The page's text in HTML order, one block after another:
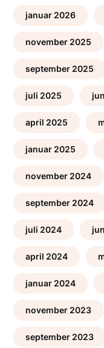
januar 2026
november 2025
september 2025
juli 2025
april 2025
januar 2025
november 2024
september 2024
juli 2024
april 2024
januar 2024
november 2023
september 2023